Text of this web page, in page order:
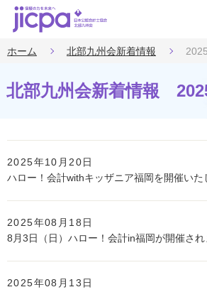
ホーム 北部九州会新着情報
北部九州会新着情報
2025年10月20日
ハロー！会計withキッザニア福岡を開催いた
2025年08月18日
8月3日（日）ハロー！会計in福岡が開催され
2025年08月13日